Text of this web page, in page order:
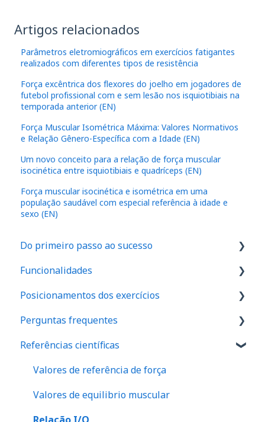
Artigos relacionados
Parâmetros eletromiográficos em exercícios fatigantes
realizados com diferentes tipos de resistência
Força excêntrica dos flexores do joelho em jogadores de
futebol profissional com e sem lesão nos isquiotibiais na
temporada anterior (EN)
Força Muscular Isométrica Máxima: Valores Normativos
e Relação Gênero-Específica com a Idade (EN)
Um novo conceito para a relação de força muscular
isocinética entre isquiotibiais e quadríceps (EN)
Força muscular isocinética e isométrica em uma
população saudável com especial referência à idade e
sexo (EN)
Do primeiro passo ao sucesso
1. Como são feitos os cadastros no aplicativo
2. Onde realizar o exame de força em seu
exames de força
Funcionalidades
IA
Dinamômetro de Preensão Palmar
Protocolos
Anamnese
Assimetria e indicativos de risco
Desequilíbrios Musculares
Posicionamentos dos exercícios
Ombro
Cotovelo
Punho
Quadril
Joelho
Perguntas frequentes
Conhecendo os Planos Kinology e Como Fazer o
Referências científicas
Valores de referência de força
Valores de equilibrio muscular
Relação I/Q